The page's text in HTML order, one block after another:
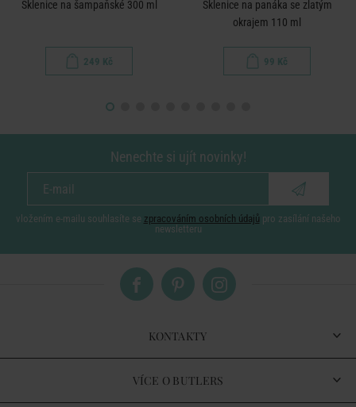
Sklenice na šampaňské 300 ml
249 Kč
Sklenice na panáka se zlatým
okrajem 110 ml
99 Kč
Nenechte si ujít novinky!
vložením e-mailu souhlasíte se zpracováním osobních údajů pro zasílání našeho
newsletteru
KONTAKTY
VÍCE O BUTLERS